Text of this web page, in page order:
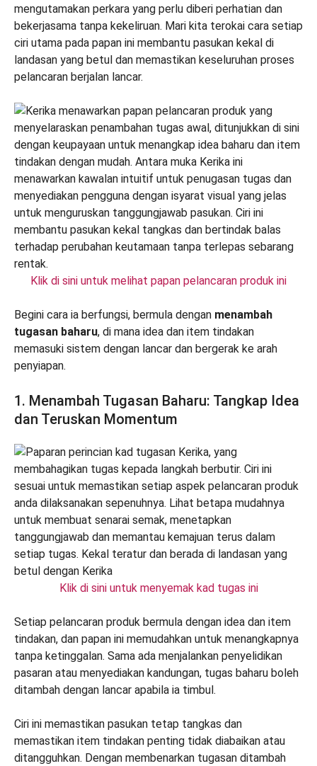
mengutamakan perkara yang perlu diberi perhatian dan
bekerjasama tanpa kekeliruan. Mari kita terokai cara setiap
ciri utama pada papan ini membantu pasukan kekal di
landasan yang betul dan memastikan keseluruhan proses
pelancaran berjalan lancar.
Klik di sini untuk melihat papan pelancaran produk ini
Begini cara ia berfungsi, bermula dengan menambah
tugasan baharu, di mana idea dan item tindakan
memasuki sistem dengan lancar dan bergerak ke arah
penyiapan.
1. Menambah Tugasan Baharu: Tangkap Idea
dan Teruskan Momentum
Klik di sini untuk menyemak kad tugas ini
Setiap pelancaran produk bermula dengan idea dan item
tindakan, dan papan ini memudahkan untuk menangkapnya
tanpa ketinggalan. Sama ada menjalankan penyelidikan
pasaran atau menyediakan kandungan, tugas baharu boleh
ditambah dengan lancar apabila ia timbul.
Ciri ini memastikan pasukan tetap tangkas dan
memastikan item tindakan penting tidak diabaikan atau
ditangguhkan. Dengan membenarkan tugasan ditambah